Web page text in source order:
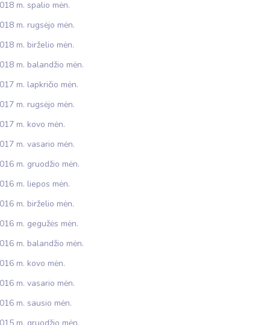
m. spalio mėn.
m. rugsėjo mėn.
m. birželio mėn.
m. balandžio mėn.
m. lapkričio mėn.
m. rugsėjo mėn.
m. kovo mėn.
m. vasario mėn.
m. gruodžio mėn.
m. liepos mėn.
m. birželio mėn.
m. gegužės mėn.
m. balandžio mėn.
m. kovo mėn.
m. vasario mėn.
m. sausio mėn.